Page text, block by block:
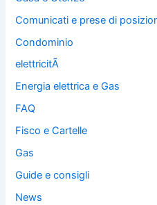
Comunicati e prese di
Condominio
elettricitÃ
Energia elettrica e Gas
FAQ
Fisco e Cartelle
Gas
Guide e consigli
News